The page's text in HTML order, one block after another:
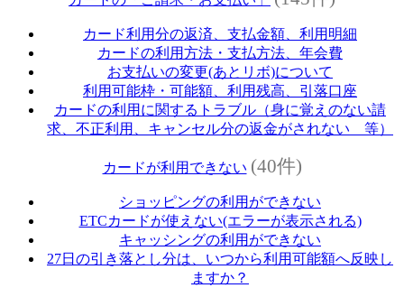
カード利用分の返済、支払金額、利用明細
カードの利用方法・支払方法、年会費
お支払いの変更(あとリボ)について
利用可能枠・可能額、利用残高、引落口座
カードの利用に関するトラブル（身に覚えのない請
求、不正利用、キャンセル分の返金がされない 等）
カードが利用できない (40件)
ショッピングの利用ができない
ETCカードが使えない(エラーが表示される)
キャッシングの利用ができない
27日の引き落とし分は、いつから利用可能額へ反映し
ますか？